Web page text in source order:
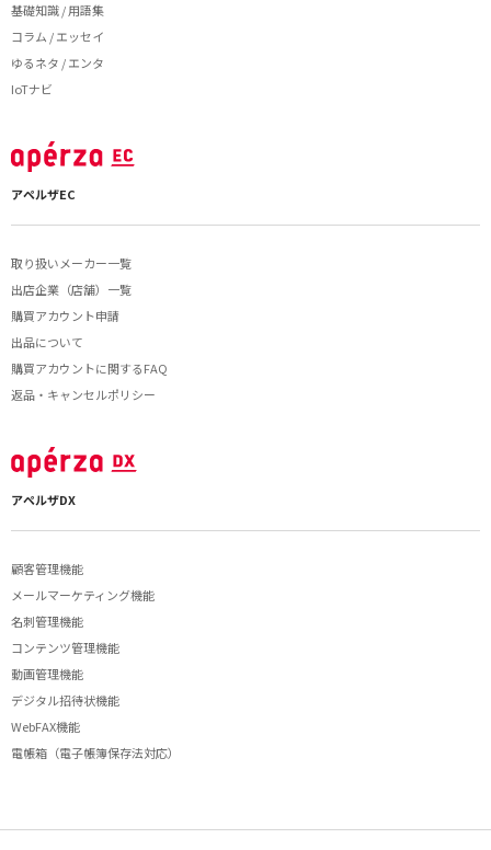
基礎知識 / 用語集
コラム / エッセイ
ゆるネタ / エンタ
IoTナビ
アペルザEC
取り扱いメーカー一覧
出店企業（店舗）一覧
購買アカウント申請
出品について
購買アカウントに関するFAQ
返品・キャンセルポリシー
アペルザDX
顧客管理機能
メールマーケティング機能
名刺管理機能
コンテンツ管理機能
動画管理機能
デジタル招待状機能
WebFAX機能
電帳箱（電子帳簿保存法対応）